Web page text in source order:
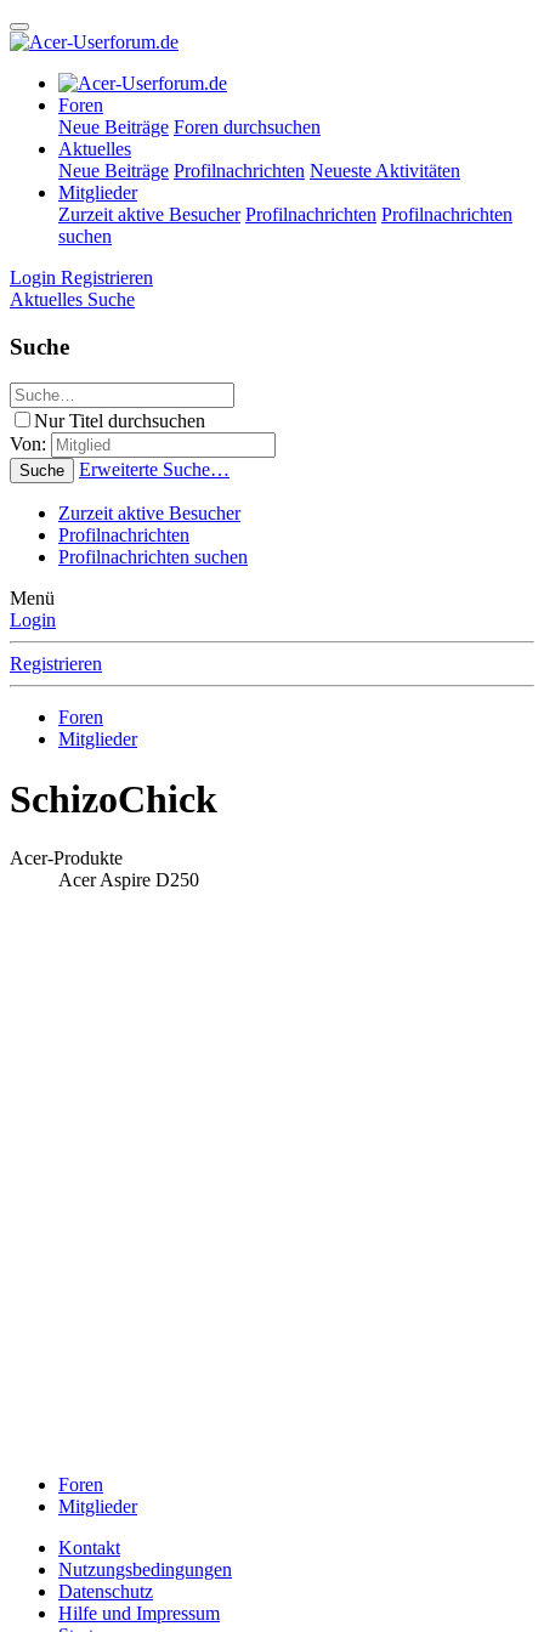
Foren
Neue Beiträge Foren durchsuchen
Aktuelles
Neue Beiträge Profilnachrichten Neueste Aktivitäten
Mitglieder
Zurzeit aktive Besucher Profilnachrichten Profilnachrichten
suchen
Login Registrieren
Aktuelles Suche
Suche
Nur Titel durchsuchen
Von:
Suche Erweiterte Suche…
Zurzeit aktive Besucher
Profilnachrichten
Profilnachrichten suchen
Menü
Login
Registrieren
Foren
Mitglieder
SchizoChick
Acer-Produkte
Acer Aspire D250
Foren
Mitglieder
Kontakt
Nutzungsbedingungen
Datenschutz
Hilfe und Impressum